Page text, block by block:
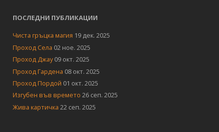
ПОСЛЕДНИ ПУБЛИКАЦИИ
Чиста гръцка магия 19 дек. 2025
Проход Села 02 ное. 2025
Проход Джау 09 окт. 2025
Проход Гардена 08 окт. 2025
Проход Пордой 01 окт. 2025
Изгубен във времето 26 сеп. 2025
Жива картичка 22 сеп. 2025